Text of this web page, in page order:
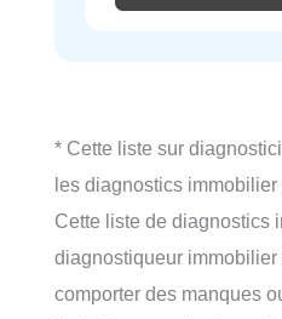
* Cette liste sur
les diagnostics immobilier
Cette liste de diagnostics
diagnostiqueur
comporter des manques